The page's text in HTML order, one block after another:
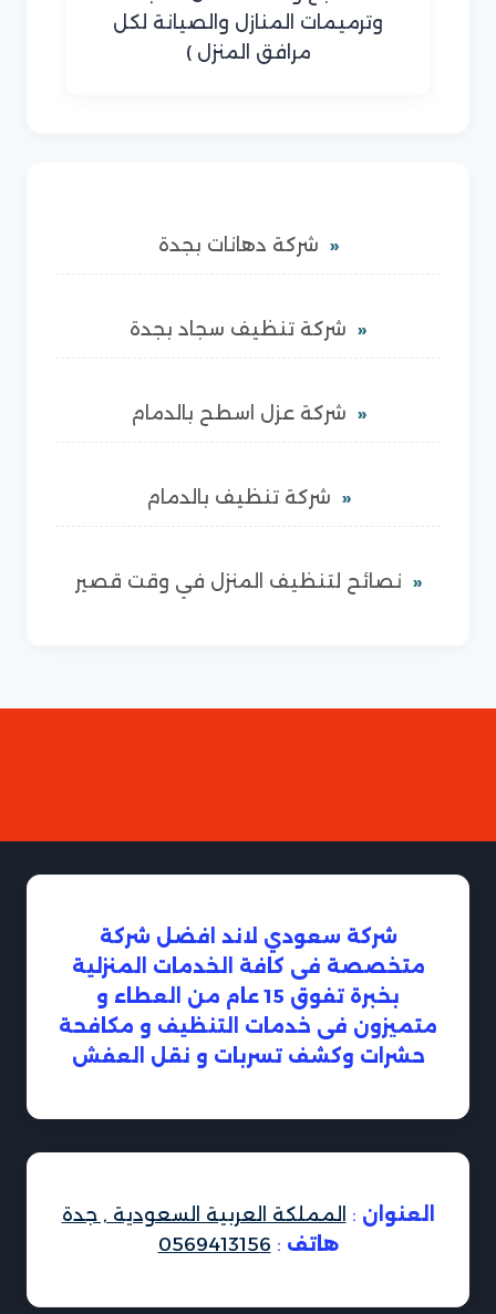
وترميمات المنازل والصيانة لكل
مرافق المنزل )
شركة دهانات بجدة
شركة تنظيف سجاد بجدة
شركة عزل اسطح بالدمام
شركة تنظيف بالدمام
نصائح لتنظيف المنزل في وقت قصير
شركة سعودي لاند افضل شركة
متخصصة فى كافة الخدمات المنزلية
بخبرة تفوق 15 عام من العطاء و
متميزون فى خدمات التنظيف و مكافحة
حشرات وكشف تسربات و نقل العفش
العنوان : المملكة العربية السعودية , جدة
هاتف :
0569413156